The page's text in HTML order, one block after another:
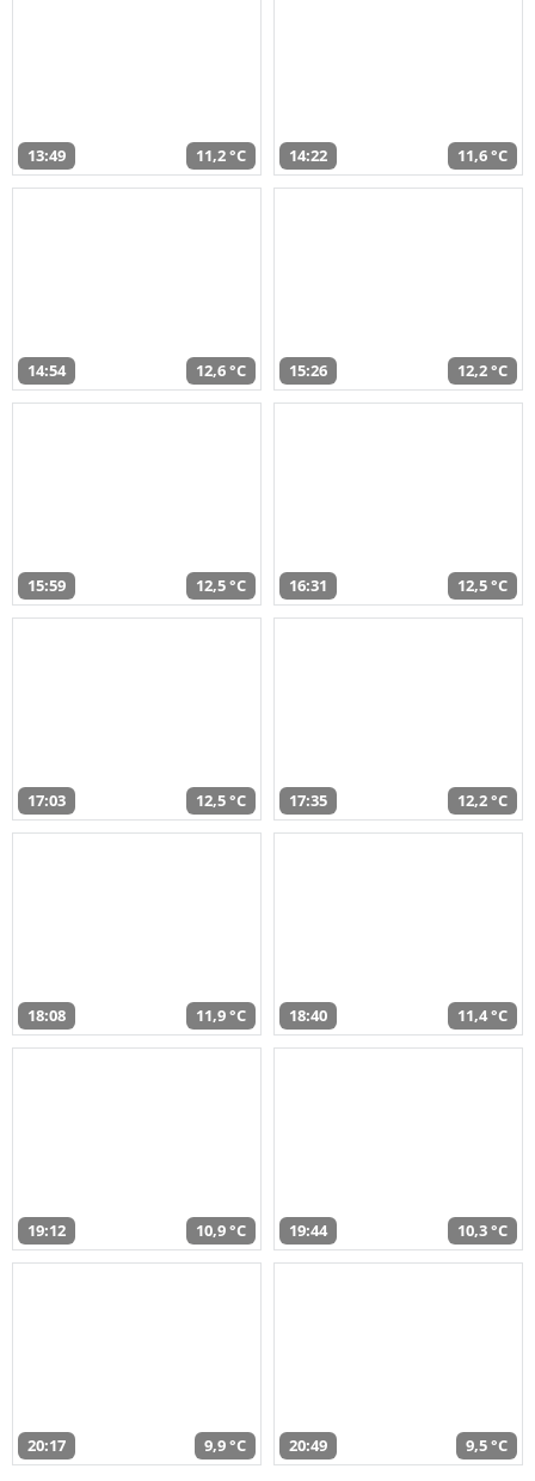
13:49 11,2 °C 14:22 11,6 °C
14:54 12,6 °C 15:26 12,2 °C
15:59 12,5 °C 16:31 12,5 °C
17:03 12,5 °C 17:35 12,2 °C
18:08 11,9 °C 18:40 11,4 °C
19:12 10,9 °C 19:44 10,3 °C
20:17 9,9 °C 20:49 9,5 °C